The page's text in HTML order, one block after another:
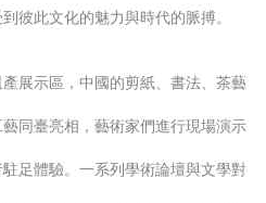
彼此文化的魅力與時代的脈搏。
展示區，中國的剪紙、書法、茶藝
同臺亮相，藝術家們進行現場演示
足體驗。一系列學術論壇與文學對